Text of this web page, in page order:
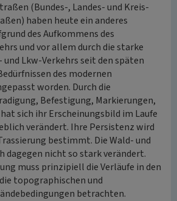
(Bundes-, Landes- und Kreis-
haben heute ein anderes
des Aufkommens des
und vor allem durch die starke
und Lkw-Verkehrs seit den späten
des modernen
worden. Durch die
Befestigung, Markierungen,
sich ihr Erscheinungsbild im Laufe
verändert. Ihre Persistenz wird
bestimmt. Die Wald- und
dagegen nicht so stark verändert.
muss prinzipiell die Verläufe in den
topographischen und
betrachten.